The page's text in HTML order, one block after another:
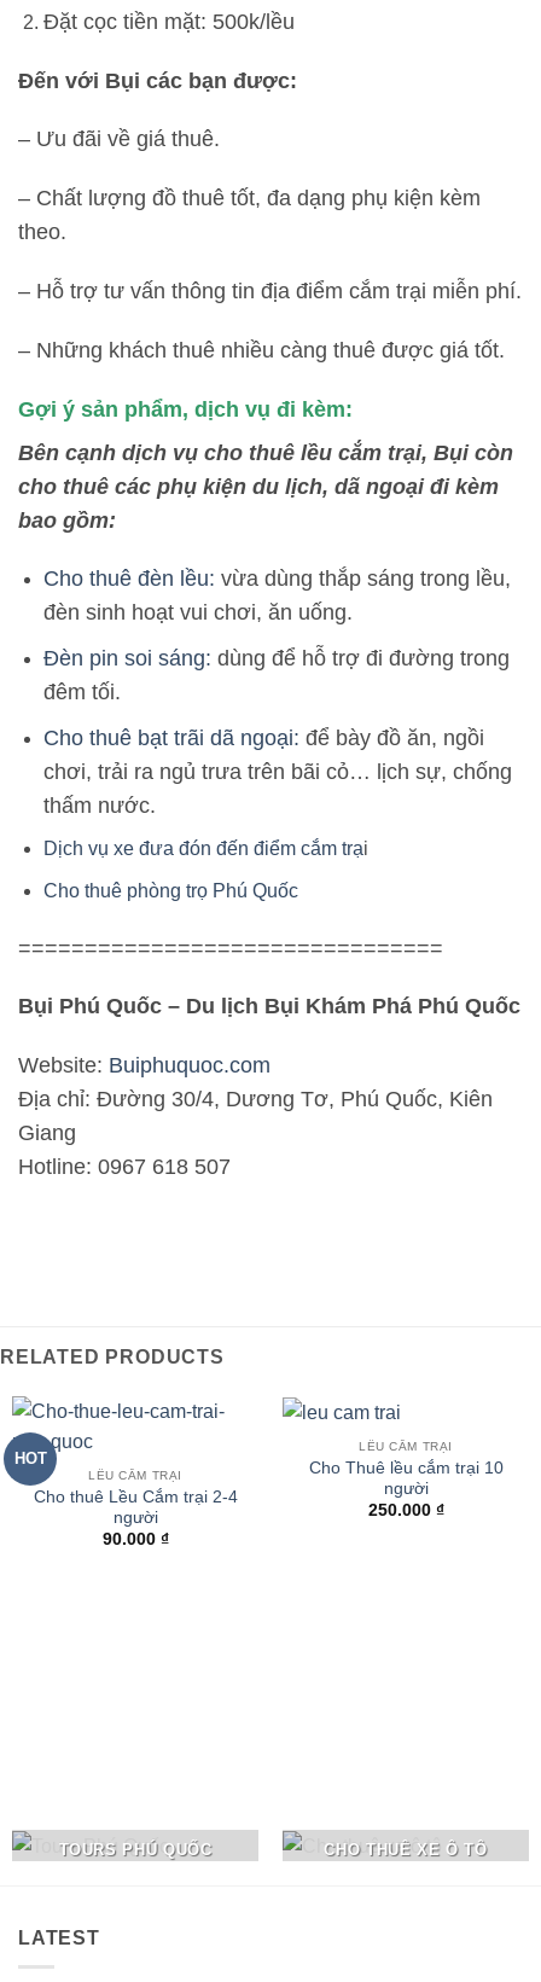
Đặt cọc tiền mặt: 500k/lều
Đến với Bụi các bạn được:
– Ưu đãi về giá thuê.
– Chất lượng đồ thuê tốt, đa dạng phụ kiện kèm
theo.
– Hỗ trợ tư vấn thông tin địa điểm cắm trại miễn phí.
– Những khách thuê nhiều càng thuê được giá tốt.
Gợi ý sản phẩm, dịch vụ đi kèm:
Bên cạnh dịch vụ cho thuê lều cắm trại, Bụi còn
cho thuê các phụ kiện du lịch, dã ngoại đi kèm
bao gồm:
Cho thuê đèn lều: vừa dùng thắp sáng trong lều,
đèn sinh hoạt vui chơi, ăn uống.
Đèn pin soi sáng: dùng để hỗ trợ đi đường trong
đêm tối.
Cho thuê bạt trãi dã ngoại: để bày đồ ăn, ngồi
chơi, trải ra ngủ trưa trên bãi cỏ… lịch sự, chống
thấm nước.
Dịch vụ xe đưa đón đến điểm cắm trại
Cho thuê phòng trọ Phú Quốc
================================
Bụi Phú Quốc – Du lịch Bụi Khám Phá Phú Quốc
Website: Buiphuquoc.com
Địa chỉ: Đường 30/4, Dương Tơ, Phú Quốc, Kiên
Giang
Hotline: 0967 618 507
RELATED PRODUCTS
HOT
LỀU CẮM TRẠI
Cho thuê Lều Cắm trại 2-4
người
90.000 ₫
LỀU CẮM TRẠI
Cho Thuê lều cắm trại 10
người
250.000 ₫
TOURS PHÚ QUỐC CHO THUÊ XE Ô TÔ
LATEST